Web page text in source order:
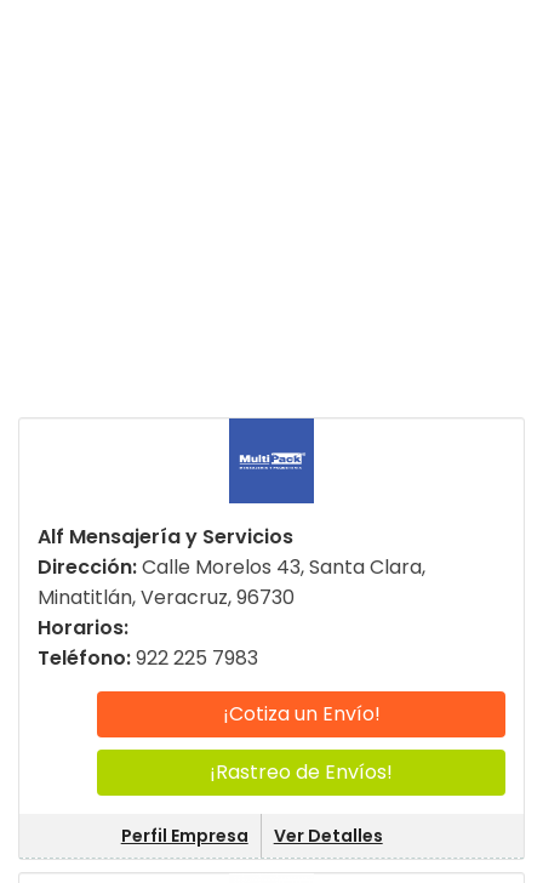
Alf Mensajería y Servicios
Dirección:Calle Morelos 43, Santa Clara,
Minatitlán, Veracruz, 96730
Horarios:
Teléfono:922 225 7983
¡Cotiza un Envío!
¡Rastreo de Envíos!
Perfil Empresa Ver Detalles